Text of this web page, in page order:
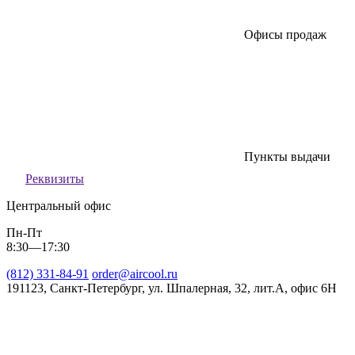
Офисы продаж
Пункты выдачи
Реквизиты
Центральный офис
Пн-Пт
8:30—17:30
(812) 331-84-91 order@aircool.ru
191123, Санкт-Петербург, ул. Шпалерная, 32, лит.А, офис 6Н